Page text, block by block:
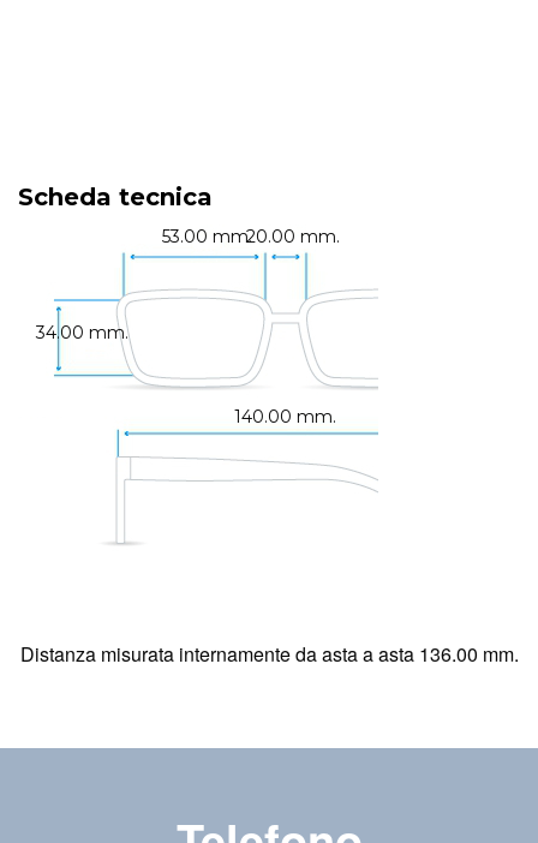
Scheda tecnica
53.00 mm.20.00 mm.
140.00 mm.
34.00 mm.
Distanza misurata internamente da asta a asta 136.00 mm.